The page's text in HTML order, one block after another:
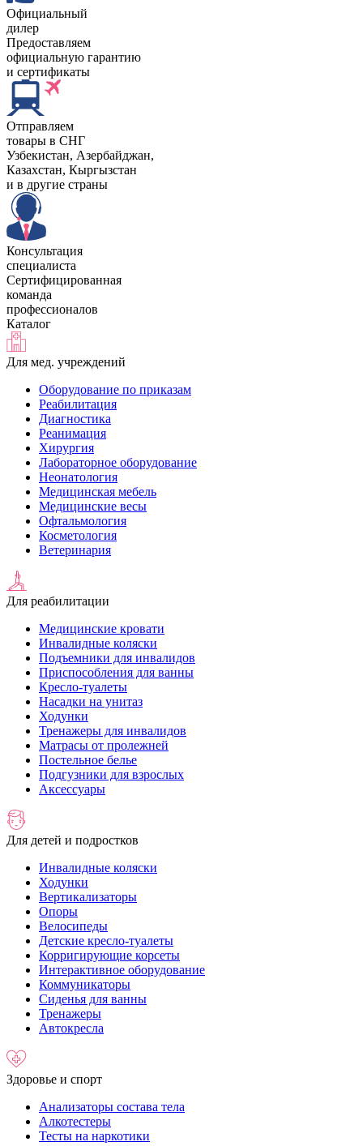
Официальный
дилер
Предоставляем
официальную гарантию
и сертификаты
Отправляем
товары в СНГ
Узбекистан, Aзербайджан,
Казахстан, Кыргызстан
и в другие страны
Консультация
специалиста
Сертифицированная
команда
профессионалов
Каталог
Для мед. учреждений
Оборудование по приказам
Реабилитация
Диагностика
Реанимация
Хирургия
Лабораторное оборудование
Неонатология
Медицинская мебель
Медицинские весы
Офтальмология
Косметология
Ветеринария
Для реабилитации
Медицинские кровати
Инвалидные коляски
Подъемники для инвалидов
Приспособления для ванны
Кресло-туалеты
Насадки на унитаз
Ходунки
Тренажеры для инвалидов
Матрасы от пролежней
Постельное белье
Подгузники для взрослых
Аксессуары
Для детей и подростков
Инвалидные коляски
Ходунки
Вертикализаторы
Опоры
Велосипеды
Детские кресло-туалеты
Корригирующие корсеты
Интерактивное оборудование
Коммуникаторы
Сиденья для ванны
Тренажеры
Автокресла
Здоровье и спорт
Анализаторы состава тела
Алкотестеры
Тесты на наркотики